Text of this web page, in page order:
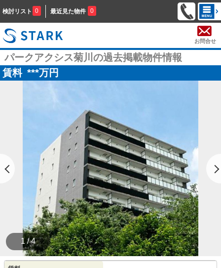
検討リスト 0 最近見た物件 0
お問合せ
パークアクシス菊川の過去掲載物件情報
賃料 ***万円
1 / 4